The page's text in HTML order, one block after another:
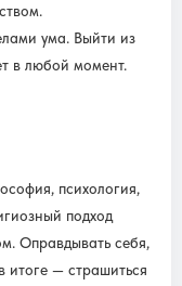
ума. Выйти из
в любой момент.
психология,
подход
Оправдывать себя,
итоге — страшиться